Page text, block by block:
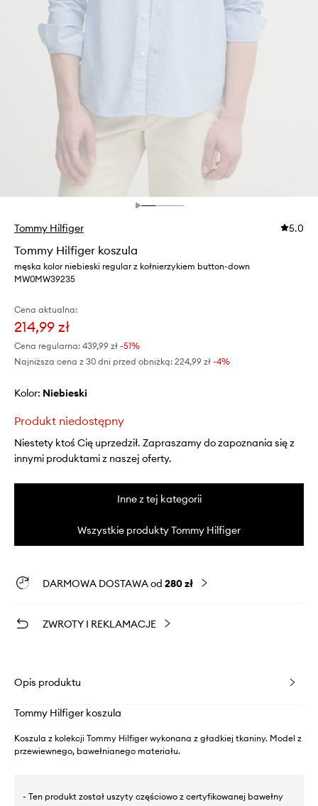
Tommy Hilfiger 5.0
Tommy Hilfiger koszula
męska kolor niebieski regular z kołnierzykiem button-down
MW0MW39235
Cena aktualna:
214,99 zł
Cena regularna: 439,99 zł -51%
Najniższa cena z 30 dni przed obniżką: 224,99 zł -4%
Kolor: niebieski
Produkt niedostępny
Niestety ktoś Cię uprzedził. Zapraszamy do zapoznania się z
innymi produktami z naszej oferty.
Inne z tej kategorii
Wszystkie produkty Tommy Hilfiger
DARMOWA DOSTAWA od 280 zł
ZWROTY I REKLAMACJE
Opis produktu
Tommy Hilfiger koszula
Koszula z kolekcji Tommy Hilfiger wykonana z gładkiej tkaniny. Model z
przewiewnego, bawełnianego materiału.
- Ten produkt został uszyty częściowo z certyfikowanej bawełny